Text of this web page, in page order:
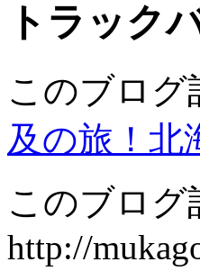
トラック
このブロ
及の旅！北
このブロ
http://